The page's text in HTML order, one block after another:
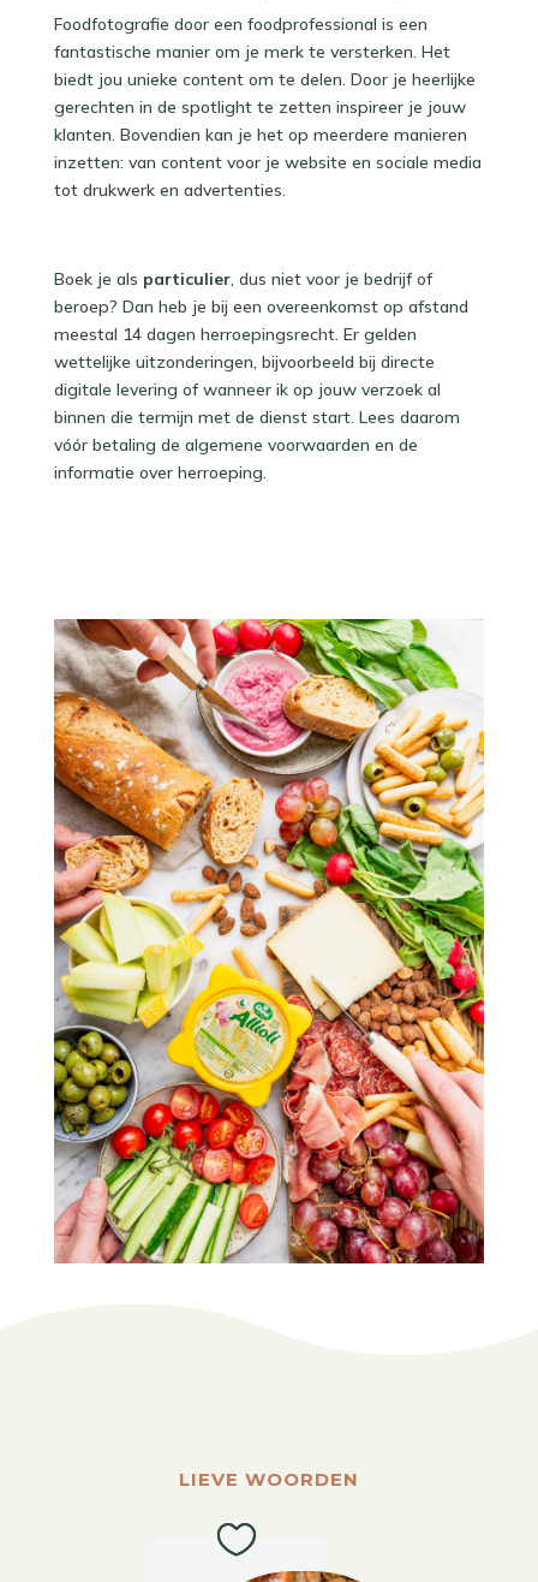
Foodfotografie door een foodprofessional is een
fantastische manier om je merk te versterken. Het
biedt jou unieke content om te delen. Door je heerlijke
gerechten in de spotlight te zetten inspireer je jouw
klanten. Bovendien kan je het op meerdere manieren
inzetten: van content voor je website en sociale media
tot drukwerk en advertenties.
Boek je als particulier, dus niet voor je bedrijf of
beroep? Dan heb je bij een overeenkomst op afstand
meestal 14 dagen herroepingsrecht. Er gelden
wettelijke uitzonderingen, bijvoorbeeld bij directe
digitale levering of wanneer ik op jouw verzoek al
binnen die termijn met de dienst start. Lees daarom
vóór betaling de algemene voorwaarden en de
informatie over herroeping.
LIEVE WOORDEN